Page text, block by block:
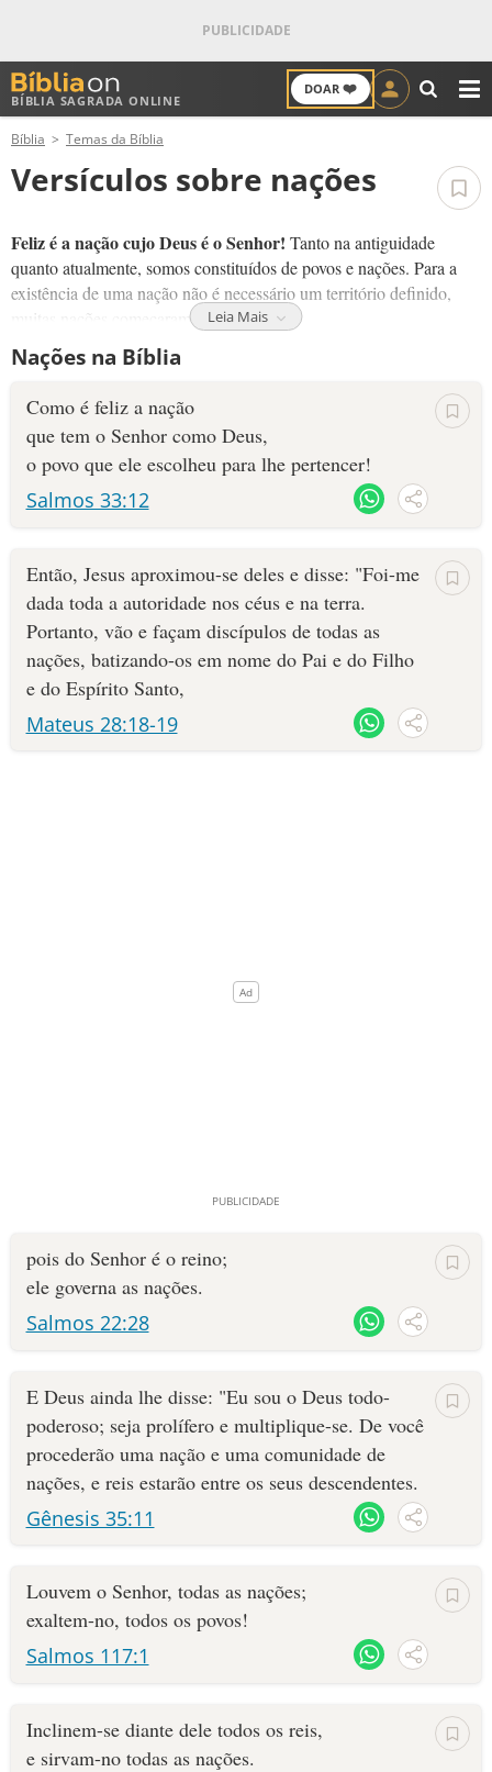
BÍBLIA SAGRADA ONLINE
DOAR ❤️
ANTIGO TESTAMENTO
VERSÍCULOS
VERSÍCULO DO DIA
PALAVRA DO DIA
SALMO DO DIA
DEVOCIONAL DIÁRIO
ESTUDOS BÍBLICOS
ESBOÇOS DE PREGAÇÃO
TEMAS
Bíblia Temas da Bíblia
Versículos sobre nações
Feliz é a nação cujo Deus é o Senhor! Tanto na antiguidade
quanto atualmente, somos constituídos de povos e nações. Para a
existência de uma nação não é necessário um território definido,
muitas nações começaram como famílias.
Quando aceitamos a Cristo, passamos a fazer parte de uma nação
eleita por Deus está hoje espalhada por todo o mundo.
Independente da cada nacionalidade, todo o cristão faz parte dessa
grande família: a nação de Deus.
Leia Mais
Nações na Bíblia
Como é feliz a nação
que tem o Senhor como Deus,
o povo que ele escolheu para lhe pertencer!
Salmos 33:12
Então, Jesus aproximou-se deles e disse: "Foi-me
dada toda a autoridade nos céus e na terra.
Portanto, vão e façam discípulos de todas as
nações, batizando-os em nome do Pai e do Filho
e do Espírito Santo,
Mateus 28:18-19
pois do Senhor é o reino;
ele governa as nações.
Salmos 22:28
E Deus ainda lhe disse: "Eu sou o Deus todo-
poderoso; seja prolífero e multiplique-se. De você
procederão uma nação e uma comuni­dade de
nações, e reis estarão entre os seus des­cendentes.
Gênesis 35:11
Louvem o Senhor, todas as nações;
exaltem-no, todos os povos!
Salmos 117:1
Inclinem-se diante dele todos os reis,
e sirvam-no todas as nações.